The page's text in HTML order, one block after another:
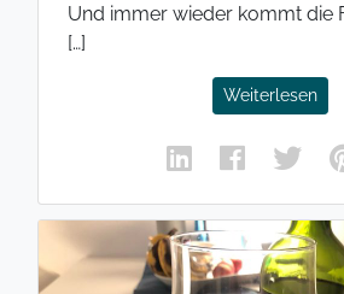
Und immer wieder kommt die
[…]
Weiterlesen